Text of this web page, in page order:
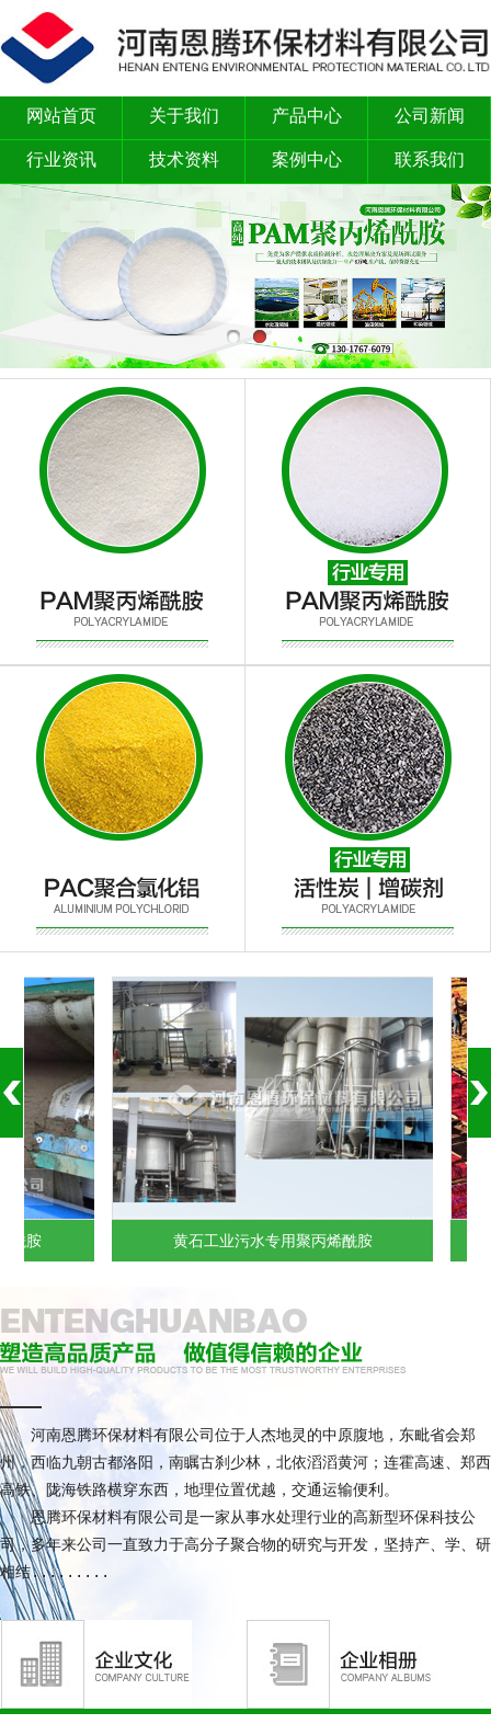
网站首页 关于我们 产品中心 公司新闻
行业资讯 技术资料 案例中心 联系我们
黄石工业污水专用聚丙烯酰胺
河南恩腾环保材料有限公司位于人杰地灵的中原腹地，东毗省会郑
州，西临九朝古都洛阳，南瞩古刹少林，北依滔滔黄河；连霍高速、郑西
高铁、陇海铁路横穿东西，地理位置优越，交通运输便利。
恩腾环保材料有限公司是一家从事水处理行业的高新型环保科技公
司，多年来公司一直致力于高分子聚合物的研究与开发，坚持产、学、研
相结.........